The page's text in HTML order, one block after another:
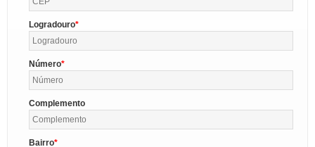
Logradouro
Número
Complemento
Bairro